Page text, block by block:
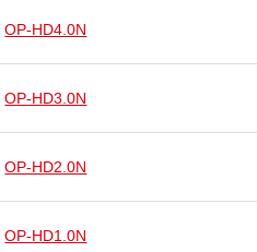
OP-HD4.0N
OP-HD3.0N
OP-HD2.0N
OP-HD1.0N